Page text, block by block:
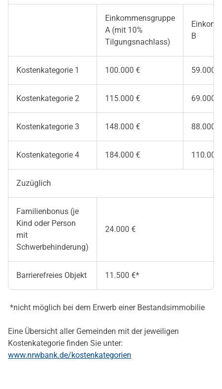
Einkommensgruppe
A (mit 10%
Tilgungsnachlass)
B
Kostenkategorie 1 100.000 € 59.000 €
Kostenkategorie 2 115.000 € 69.000 €
Kostenkategorie 3 148.000 € 88.000 €
Kostenkategorie 4 184.000 € 110.000
Zuzüglich
Familienbonus (je
Kind oder Person
mit
Schwerbehinderung)
24.000 €
Barrierefreies Objekt 11.500 €*
*nicht möglich bei dem Erwerb einer Bestandsimmobilie
Eine Übersicht aller Gemeinden mit der jeweiligen
Kostenkategorie finden Sie unter:
www.nrwbank.de/kostenkategorien